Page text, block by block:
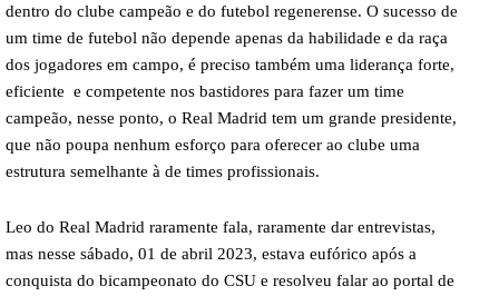
dentro do clube campeão e do futebol regenerense. O sucesso de
um time de futebol não depende apenas da habilidade e da raça
dos jogadores em campo, é preciso também uma liderança forte,
eficiente e competente nos bastidores para fazer um time
campeão, nesse ponto, o Real Madrid tem um grande presidente,
que não poupa nenhum esforço para oferecer ao clube uma
estrutura semelhante à de times profissionais.
Leo do Real Madrid raramente fala, raramente dar entrevistas,
mas nesse sábado, 01 de abril 2023, estava eufórico após a
conquista do bicampeonato do CSU e resolveu falar ao portal de